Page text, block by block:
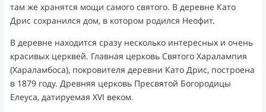
там же хранятся мощи самого святого. В деревне Като
Дрис сохранился дом, в котором родился Неофит.
В деревне находится сразу несколько интересных и очень
красивых церквей. Главная церковь Святого Харалампия
(Хараламбоса), покровителя деревни Като Дрис, построена
в 1879 году. Древняя церковь Пресвятой Богородицы
Елеуса, датируемая XVI веком.